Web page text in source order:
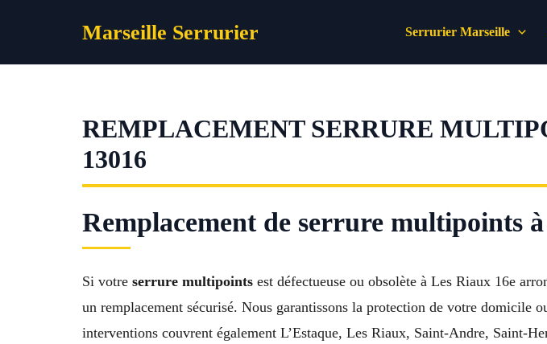
Marseille Serrurier Serrurier Marseille
REMPLACEMENT SERRURE
13016
Remplacement de serrure multipoints
Si votre serrure multipoints est défectueuse ou obsolète à Les Riaux 16e
un remplacement sécurisé. Nous garantissons la protection de votre domicile
interventions couvrent également L’Estaque, Les Riaux, Saint-Andre, Saint-